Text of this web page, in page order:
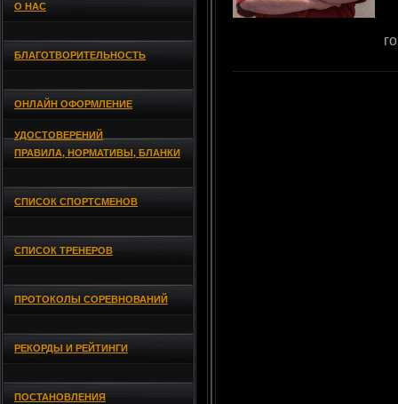
О НАС
БЛАГОТВОРИТЕЛЬНОСТЬ
ОНЛАЙН ОФОРМЛЕНИЕ
УДОСТОВЕРЕНИЙ
ПРАВИЛА, НОРМАТИВЫ, БЛАНКИ
СПИСОК СПОРТСМЕНОВ
СПИСОК ТРЕНЕРОВ
ПРОТОКОЛЫ СОРЕВНОВАНИЙ
РЕКОРДЫ И РЕЙТИНГИ
ПОСТАНОВЛЕНИЯ